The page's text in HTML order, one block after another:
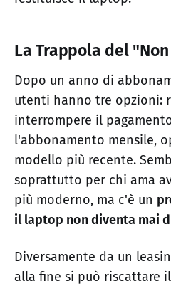
La Trappola del
Dopo un anno di
utenti hanno tre opzioni:
interrompere il
l'abbonamento mensile,
modello più recente.
soprattutto per chi ama
più moderno, ma c'è un
il laptop non diventa mai
Diversamente da un
alla fine si può riscattare